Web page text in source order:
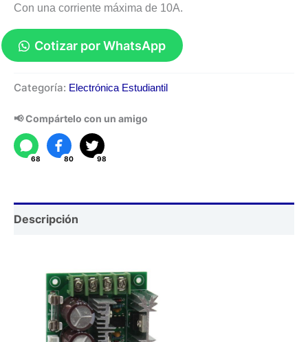
Con una corriente máxima de 10A.
Cotizar por WhatsApp
PWM
10A
12~40Vdc
cantidad
Categoría: Electrónica Estudiantil
📢 Compártelo con un amigo
68 80 98
Descripción